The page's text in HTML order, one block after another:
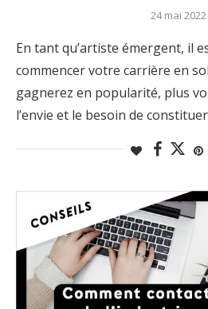
24 mai 2022
En tant qu’artiste émergent, il
commencer votre carrière en
gagnerez en popularité, plus
l’envie et le besoin de